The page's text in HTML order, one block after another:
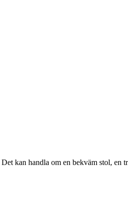
kan handla om en bekväm stol,